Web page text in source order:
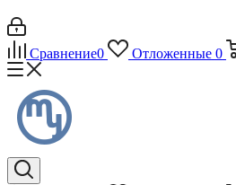
Сравнение0 Отложенные 0